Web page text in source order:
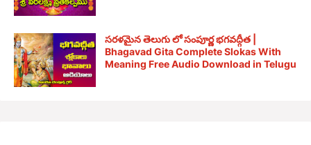
సరళమైన తెలుగు లో సంపూర్ణ భగవద్గీత |
Bhagavad Gita Complete Slokas With
Meaning Free Audio Download in Telugu